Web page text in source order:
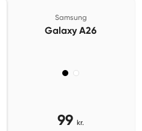
Samsung
Galaxy A26
99 kr.